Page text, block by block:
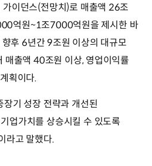
이던스(전망치)로 매출액 26조
억원~1조7000억원을 제시한 바
후 6년간 9조원 이상의 대규모
매출액 40조원 이상, 영업이익률
획이다.
장기 성장 전략과 개선된
업가치를 상승시킬 수 있도록
라고 말했다.